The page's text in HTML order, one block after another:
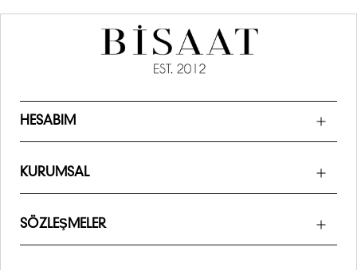
HESABIM
KURUMSAL
SÖZLEŞMELER